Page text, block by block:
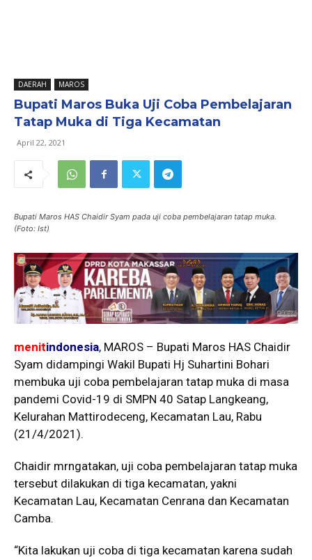
DAERAH MAROS
Bupati Maros Buka Uji Coba Pembelajaran
Tatap Muka di Tiga Kecamatan
April 22, 2021
Bupati Maros HAS Chaidir Syam pada uji coba pembelajaran tatap muka.
(Foto: Ist)
menitindonesia, MAROS – Bupati Maros HAS Chaidir
Syam didampingi Wakil Bupati Hj Suhartini Bohari
membuka uji coba pembelajaran tatap muka di masa
pandemi Covid-19 di SMPN 40 Satap Langkeang,
Kelurahan Mattirodeceng, Kecamatan Lau, Rabu
(21/4/2021).
Chaidir mrngatakan, uji coba pembelajaran tatap muka
tersebut dilakukan di tiga kecamatan, yakni
Kecamatan Lau, Kecamatan Cenrana dan Kecamatan
Camba.
“Kita lakukan uji coba di tiga kecamatan karena sudah